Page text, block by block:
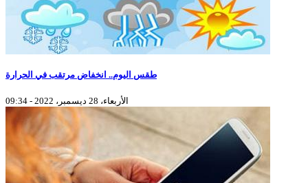
طقس اليوم.. انخفاض مرتقب في الحرارة
الأربعاء، 28 ديسمبر، 2022 - 09:34